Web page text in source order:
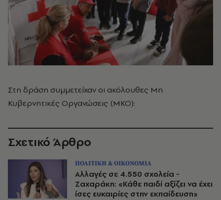
Στη δράση συμμετείχαν οι ακόλουθες Μη
Κυβερνητικές Οργανώσεις (ΜΚΟ):
Σχετικό Άρθρο
ΠΟΛΙΤΙΚΗ & ΟΙΚΟΝΟΜΙΑ
Αλλαγές σε 4.550 σχολεία -
Ζαχαράκη: «Κάθε παιδί αξίζει να έχει
ίσες ευκαιρίες στην εκπαίδευση»